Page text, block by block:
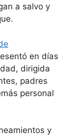
a salvo y
en días
dirigida
padres
personal
y